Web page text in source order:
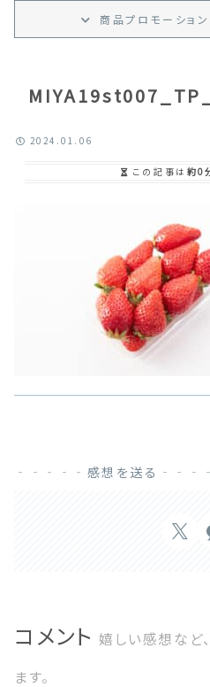
商品プロモーション
2024.01.06
この記事は 約0
‐‐‐‐‐感想を送る
コメント 嬉しい感想など
ます。